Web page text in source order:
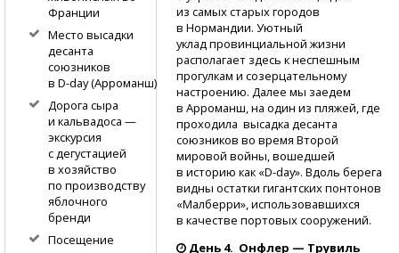
из самых старых городов
в Нормандии. Уютный
уклад провинциальной жизни
располагает здесь к неспешным
прогулкам и созерцательному
настроению. Далее мы заедем
в Арроманш, на один из пляжей, где
проходила высадка десанта
союзников во время Второй
мировой войны, вошедшей
в историю как «D-day». Вдоль берега
видны остатки гигантских понтонов
«Малберри», использовавшихся
в качестве портовых сооружений.
День 4. Онфлер — Трувиль
Франции
Место высадки
десанта
союзников
в D-day(Арроманш)
Дорога сыра
и кальвадоса —
экскурсия
с дегустацией
в хозяйство
по производству
яблочного
бренди
Посещение